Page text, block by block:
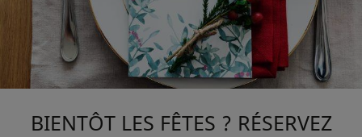
BIENTÔT LES FÊTES ? RÉSERVEZ